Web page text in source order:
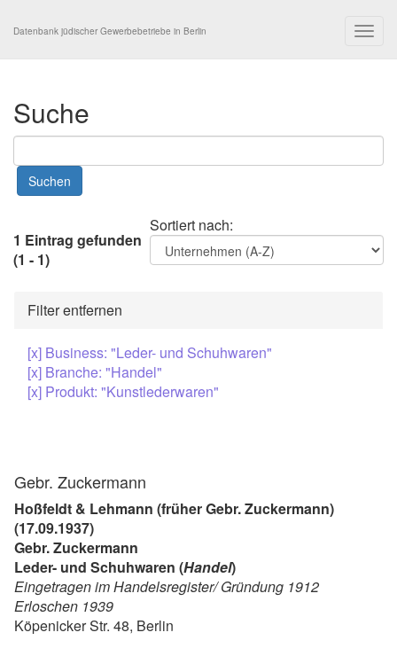
Datenbank jüdischer Gewerbebetriebe in Berlin
Suche
Sortiert nach:
1 Eintrag gefunden
(1 - 1)
Filter entfernen
[x] Business: "Leder- und Schuhwaren"
[x] Branche: "Handel"
[x] Produkt: "Kunstlederwaren"
Gebr. Zuckermann
Hoßfeldt & Lehmann (früher Gebr. Zuckermann)
(17.09.1937)
Gebr. Zuckermann
Leder- und Schuhwaren (Handel)
Eingetragen im Handelsregister/ Gründung 1912
Erloschen 1939
Köpenicker Str. 48, Berlin